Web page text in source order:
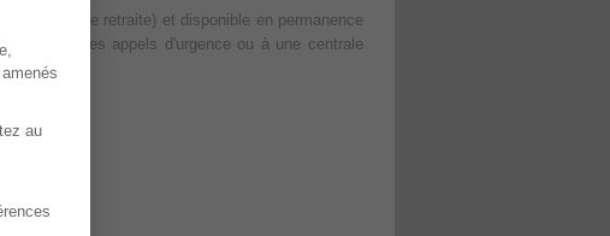
caisses de retraite) et disponible en permanence
pour les appels d'urgence ou à une centrale